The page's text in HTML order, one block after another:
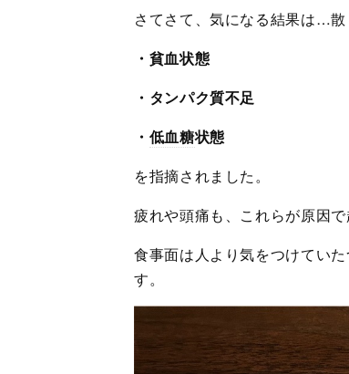
さてさて、気になる結果は…散
・貧血状態
・タンパク質不足
・ 低血糖状態
を指摘されました。
疲れや頭痛も、これらが原因で
食事面は人より気をつけてい
す。